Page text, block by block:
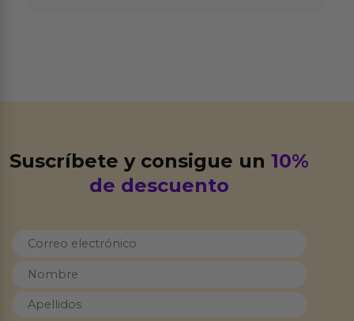
Suscríbete y consigue un10%
de descuento